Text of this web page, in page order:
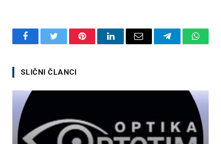
FacebookTwitter PinterestLinkedInEmail Telegram
SLIČNI ČLANCI